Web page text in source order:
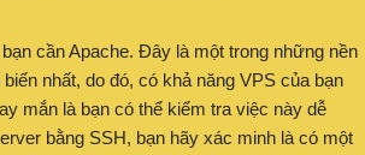
cần Apache. Đây là một trong những nền
nhất, do đó, có khả năng VPS của bạn
mắn là bạn có thể kiểm tra việc này dễ
bằng SSH, bạn hãy xác minh là có một